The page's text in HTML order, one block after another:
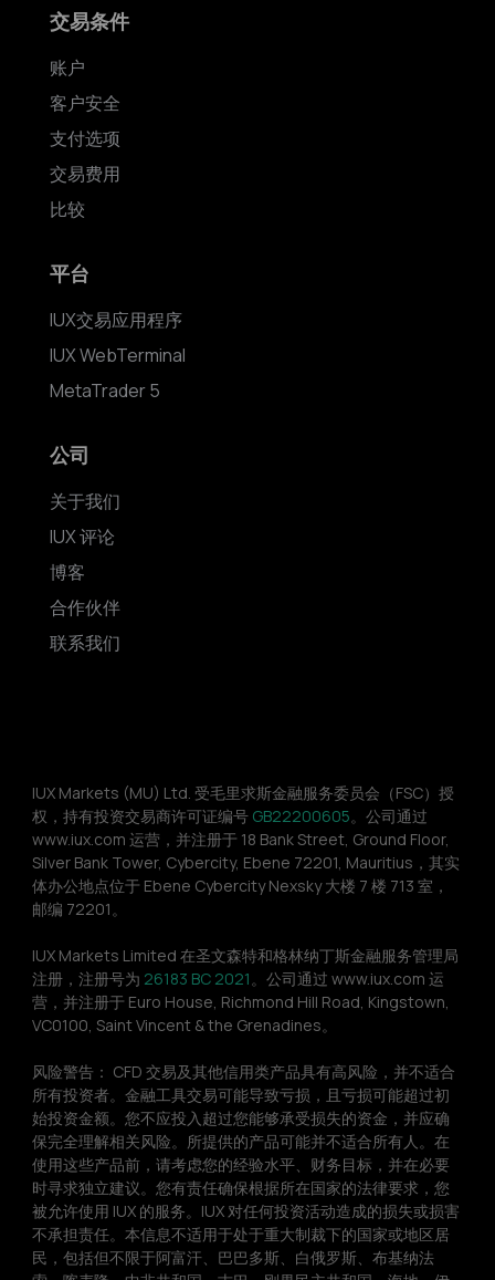
交易条件
账户
客户安全
支付选项
交易费用
比较
平台
IUX交易应用程序
IUX WebTerminal
MetaTrader 5
公司
关于我们
IUX 评论
博客
合作伙伴
联系我们
IUX Markets (MU) Ltd. 受毛里求斯金融服务委员会（FSC）授
权，持有投资交易商许可证编号 GB22200605。公司通过
www.iux.com 运营，并注册于 18 Bank Street, Ground Floor,
Silver Bank Tower, Cybercity, Ebene 72201, Mauritius，其实
体办公地点位于 Ebene Cybercity Nexsky 大楼 7 楼 713 室，
邮编 72201。
IUX Markets Limited 在圣文森特和格林纳丁斯金融服务管理局
注册，注册号为 26183 BC 2021。公司通过 www.iux.com 运
营，并注册于 Euro House, Richmond Hill Road, Kingstown,
VC0100, Saint Vincent & the Grenadines。
风险警告： CFD 交易及其他信用类产品具有高风险，并不适合
所有投资者。金融工具交易可能导致亏损，且亏损可能超过初
始投资金额。您不应投入超过您能够承受损失的资金，并应确
保完全理解相关风险。所提供的产品可能并不适合所有人。在
使用这些产品前，请考虑您的经验水平、财务目标，并在必要
时寻求独立建议。您有责任确保根据所在国家的法律要求，您
被允许使用 IUX 的服务。IUX 对任何投资活动造成的损失或损害
不承担责任。本信息不适用于处于重大制裁下的国家或地区居
民，包括但不限于阿富汗、巴巴多斯、白俄罗斯、布基纳法